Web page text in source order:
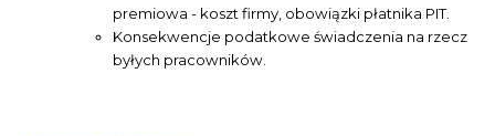
premiowa - koszt firmy, obowiązki płatnika PIT.
Konsekwencje podatkowe świadczenia na rzecz
byłych pracowników.